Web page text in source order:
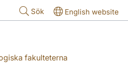
Sök English website
fakulteterna